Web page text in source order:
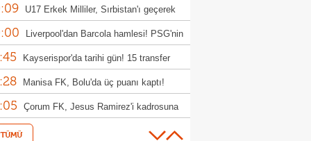
U17 Erkek Milliler, Sırbistan'ı geçerek
yükseldi!Liverpool'dan Barcola hamlesi! PSG'nin
dudak uçuklattı
Kayserispor'da tarihi gün! 15 transfer
Manisa FK, Bolu'da üç puanı kaptı!
Çorum FK, Jesus Ramirez'i kadrosuna
Fisnik Asllani'nin Leipzig'e transferi son